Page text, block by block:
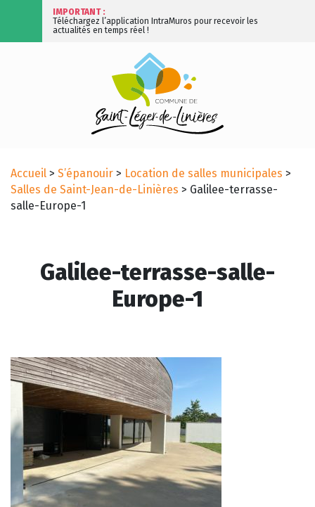
IMPORTANT :
Téléchargez l’application IntraMuros pour recevoir les
actualités en temps réel !
Accueil > S’épanouir > Location de salles municipales >
Salles de Saint-Jean-de-Linières > Galilee-terrasse-
salle-Europe-1
Galilee-terrasse-salle-
Europe-1